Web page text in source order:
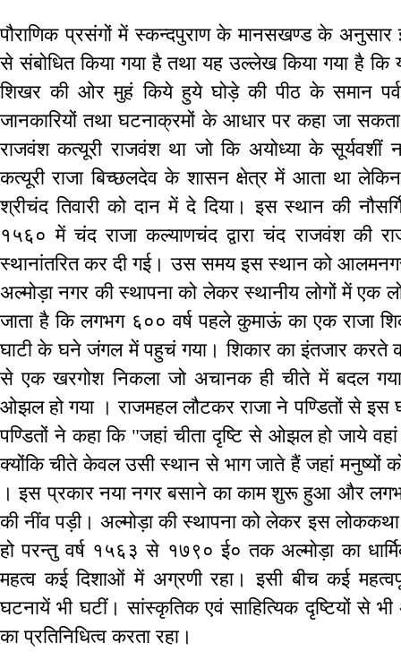
पौराणिक प्रसंगों में स्कन्दपुराण के मानसखण्ड के अनुसार
से संबोधित किया गया है तथा यह उल्लेख किया गया है कि
शिखर की ओर मुहं किये हुये घोड़े की पीठ के समान
जानकारियों तथा घटनाक्रमों के आधार पर कहा जा
राजवंश कत्यूरी राजवंश था जो कि अयोध्या के
कत्यूरी राजा बिच्छलदेव के शासन क्षेत्र में आता था लेकिन
श्रीचंद तिवारी को दान में दे दिया। इस स्थान की
१५६० में चंद राजा कल्याणचंद द्वारा चंद राजवंश की
स्थानांतरित कर दी गई। उस समय इस स्थान को
अल्मोड़ा नगर की स्थापना को लेकर स्थानीय लोगों में एक
जाता है कि लगभग ६०० वर्ष पहले कुमाऊं का एक राजा
घाटी के घने जंगल में पहुचं गया। शिकार का इंतजार करते
से एक खरगोश निकला जो अचानक ही चीते में बदल
ओझल हो गया । राजमहल लौटकर राजा ने पण्डितों से इस
पण्डितों ने कहा कि "जहां चीता दृष्टि से ओझल हो जाये
क्योंकि चीते केवल उसी स्थान से भाग जाते हैं जहां मनुष्यों
। इस प्रकार नया नगर बसाने का काम शुरू हुआ और
की नींव पड़ी। अल्मोड़ा की स्थापना को लेकर इस लोककथा
हो परन्तु वर्ष १५६३ से १७९० ई० तक अल्मोड़ा का
महत्व कई दिशाओं में अग्रणी रहा। इसी बीच कई
घटनायें भी घटीं। सांस्कृतिक एवं साहित्यिक दृष्टियों से
का प्रतिनिधित्व करता रहा।